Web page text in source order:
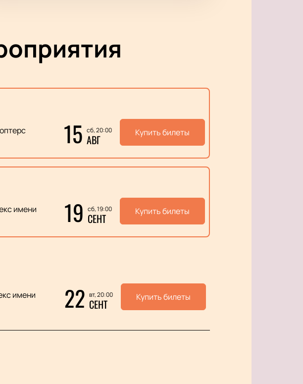
15 сб, 20:00
АВГ Купить билеты
имени
19 сб, 19:00
СЕНТ Купить билеты
имени
22 вт, 20:00
СЕНТ Купить билеты